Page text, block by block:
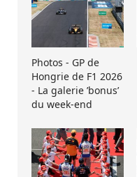
Photos - GP de
Hongrie de F1 2026
- La galerie ’bonus’
du week-end